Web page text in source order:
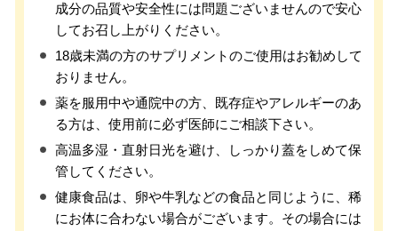
成分の品質や安全性には問題ございませんので安心
してお召し上がりください。
18歳未満の方のサプリメントのご使用はお勧めして
おりません。
薬を服用中や通院中の方、既存症やアレルギーのあ
る方は、使用前に必ず医師にご相談下さい。
高温多湿・直射日光を避け、しっかり蓋をしめて保
管してください。
健康食品は、卵や牛乳などの食品と同じように、稀
にお体に合わない場合がございます。その場合には